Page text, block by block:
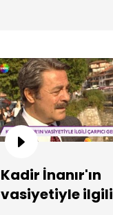
Kadir İnanır'ın
vasiyetiyle ilgili